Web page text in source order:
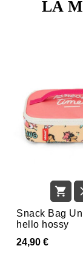
LA

Snack Bag
hello hossy
24,90 €